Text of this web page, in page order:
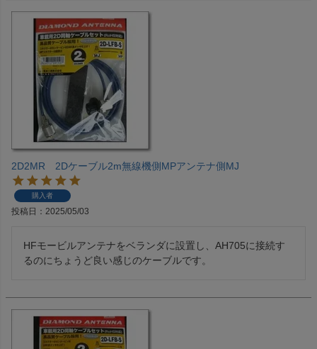
2D2MR 2Dケーブル2m無線機側MPアンテナ側MJ
購入者
投稿日 2025/05/03
HFモービルアンテナをベランダに設置し、AH705に接続す
るのにちょうど良い感じのケーブルです。